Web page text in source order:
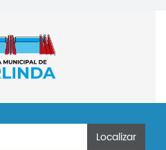
Localizar